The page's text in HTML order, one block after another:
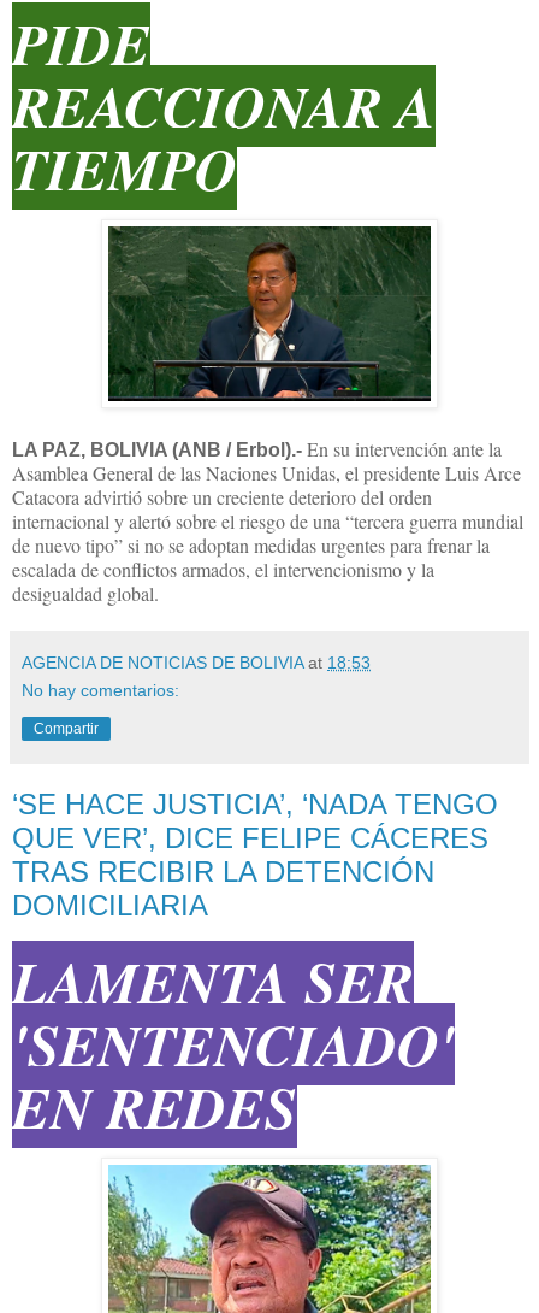
PIDE
REACCIONAR A
TIEMPO
LA PAZ, BOLIVIA (ANB / Erbol).- En su intervención ante la
Asamblea General de las Naciones Unidas, el presidente Luis Arce
Catacora advirtió sobre un creciente deterioro del orden
internacional y alertó sobre el riesgo de una “tercera guerra mundial
de nuevo tipo” si no se adoptan medidas urgentes para frenar la
escalada de conflictos armados, el intervencionismo y la
desigualdad global.
AGENCIA DE NOTICIAS DE BOLIVIA at 18:53
No hay comentarios:
Compartir
‘SE HACE JUSTICIA’, ‘NADA TENGO
QUE VER’, DICE FELIPE CÁCERES
TRAS RECIBIR LA DETENCIÓN
DOMICILIARIA
LAMENTA SER
'SENTENCIADO'
EN REDES